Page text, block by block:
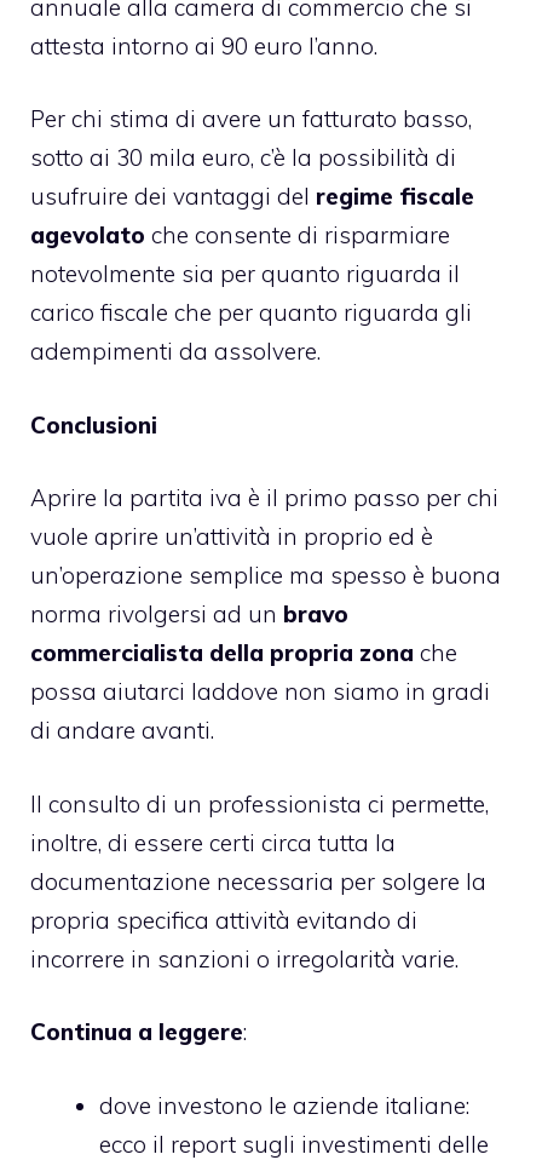
annuale alla camera di commercio che si
attesta intorno ai 90 euro l’anno.
Per chi stima di avere un fatturato basso,
sotto ai 30 mila euro, c’è la possibilità di
usufruire dei vantaggi del regime fiscale
agevolato che consente di risparmiare
notevolmente sia per quanto riguarda il
carico fiscale che per quanto riguarda gli
adempimenti da assolvere.
Conclusioni
Aprire la partita iva è il primo passo per chi
vuole aprire un’attività in proprio ed è
un’operazione semplice ma spesso è buona
norma rivolgersi ad un bravo
commercialista della propria zona che
possa aiutarci laddove non siamo in gradi
di andare avanti.
Il consulto di un professionista ci permette,
inoltre, di essere certi circa tutta la
documentazione necessaria per solgere la
propria specifica attività evitando di
incorrere in sanzioni o irregolarità varie.
Continua a leggere:
dove investono le aziende italiane:
ecco il report sugli investimenti delle